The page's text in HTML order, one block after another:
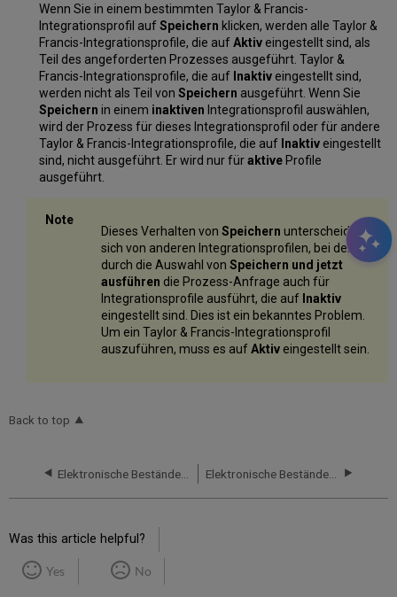
Wenn Sie in einem bestimmten Taylor & Francis-
Integrationsprofil aufSpeichern klicken, werden alle Taylor &
Francis-Integrationsprofile, die aufAktiveingestellt sind, als
Teil des angeforderten Prozesses ausgeführt. Taylor &
Francis-Integrationsprofile, die auf Inaktiveingestellt sind,
werden nicht als Teil von Speichern ausgeführt. Wenn Sie
Speichern in einem inaktiven Integrationsprofil auswählen,
wird der Prozess für dieses Integrationsprofil oder für andere
Taylor & Francis-Integrationsprofile, die auf Inaktiveingestellt
sind, nicht ausgeführt. Er wird nur füraktiveProfile
ausgeführt.
Dieses Verhalten von Speichern unterscheidet
sich von anderen Integrationsprofilen, bei denen
durch die Auswahl von Speichern und jetzt
ausführen die Prozess-Anfrage auch für
Integrationsprofile ausführt, die auf Inaktiv
eingestellt sind. Dies ist ein bekanntes Problem.
Um ein Taylor & Francis-Integrationsprofil
auszuführen, muss es aufAktiveingestellt sein.
Back to top
Was this article helpful?
Yes No